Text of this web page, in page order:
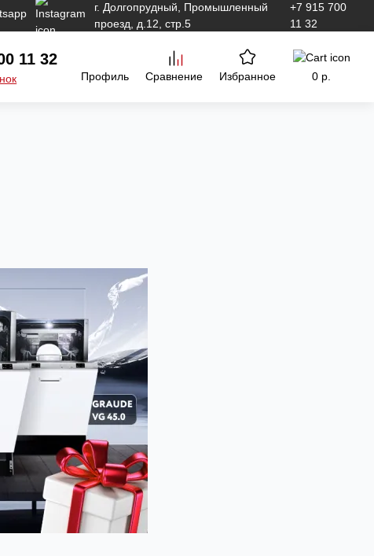
г. Долгопрудный, Промышленный
проезд, д.12, стр.5
+7 915 700
11 32
11 32
Профиль Сравнение Избранное 0 р.